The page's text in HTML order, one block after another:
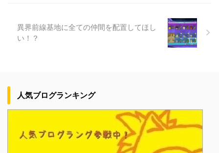
異界前線基地に全ての仲間を配置してほし
い！？
人気ブログランキング